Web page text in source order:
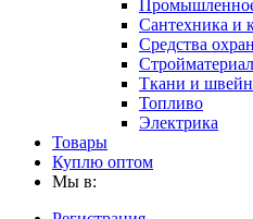
Сантехника и
Средства
Ткани и
Топливо
Электрика
Товары
Куплю оптом
Мы в: